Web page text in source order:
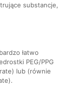
substancje,
łatwo
PEG/PPG
lub (równie